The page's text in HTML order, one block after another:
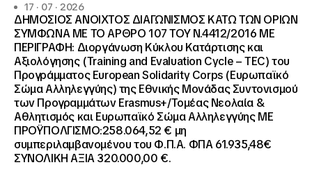
17 · 07 · 2026
ΔΗΜΟΣΙΟΣ ΑΝΟΙΧΤΟΣ ΔΙΑΓΩΝΙΣΜΟΣ ΚΑΤΩ ΤΩΝ ΟΡΙΩΝ
ΣΥΜΦΩΝΑ ΜΕ ΤΟ ΑΡΘΡΟ 107 ΤΟΥ Ν.4412/2016 ΜΕ
ΠΕΡΙΓΡΑΦΗ: Διοργάνωση Κύκλου Κατάρτισης και
Αξιολόγησης (Training and Evaluation Cycle – TEC) του
Προγράμματος European Solidarity Corps (Ευρωπαϊκό
Σώμα Αλληλεγγύης) της Εθνικής Μονάδας Συντονισμού
των Προγραμμάτων Erasmus+/Τομέας Νεολαία &
Αθλητισμός και Ευρωπαϊκό Σώμα Αλληλεγγύης ΜΕ
ΠΡΟΫΠΟΛΓΙΣΜΟ:258.064,52 € μη
συμπεριλαμβανομένου του Φ.Π.Α. ΦΠΑ 61.935,48€
ΣΥΝΟΛΙΚΗ ΑΞΙΑ 320.000,00 €.